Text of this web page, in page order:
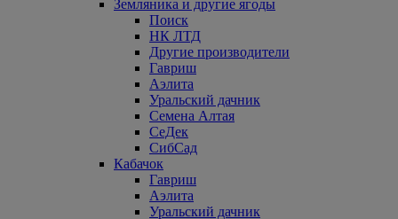
Земляника и другие ягоды
Поиск
НК ЛТД
Другие производители
Гавриш
Аэлита
Уральский дачник
Семена Алтая
СеДек
СибСад
Кабачок
Гавриш
Аэлита
Уральский дачник